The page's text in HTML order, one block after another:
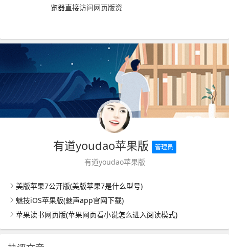
览器直接访问网页版资
有道youdao苹果版 管理员
有道youdao苹果版
美版苹果7公开版(美版苹果7是什么型号)
魅技iOS苹果版(魅声app官网下载)
苹果读书网页版(苹果网页看小说怎么进入阅读模式)